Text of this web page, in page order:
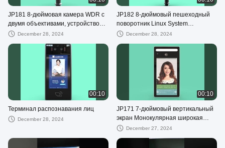
JP181 8-дюймовая камера WDR с
двумя объективами, устройство
управления доступом к
December 28, 2024
JP182 8-дюймовый пешеходный
поворотник Linux System
распознавание лица и устройство
December 28, 2024
00:10
Терминал распознавания лиц
December 28, 2024
00:10
JP171 7-дюймовый вертикальный
экран Монокулярная широкая
динамическая камера с
посещаемостью
December 27, 2024